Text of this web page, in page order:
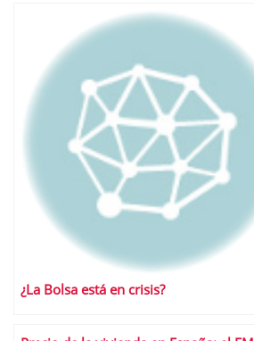
¿La Bolsa está en crisis?